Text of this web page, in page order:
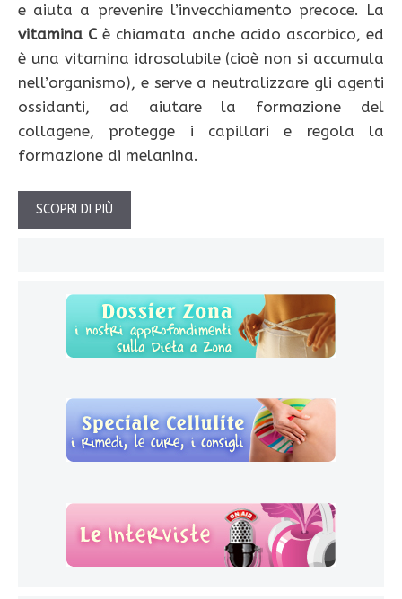
e aiuta a prevenire l’invecchiamento precoce. La
vitamina C è chiamata anche acido ascorbico, ed
è una vitamina idrosolubile (cioè non si accumula
nell’organismo), e serve a neutralizzare gli agenti
ossidanti, ad aiutare la formazione del
collagene, protegge i capillari e regola la
formazione di melanina.
SCOPRI DI PIÙ